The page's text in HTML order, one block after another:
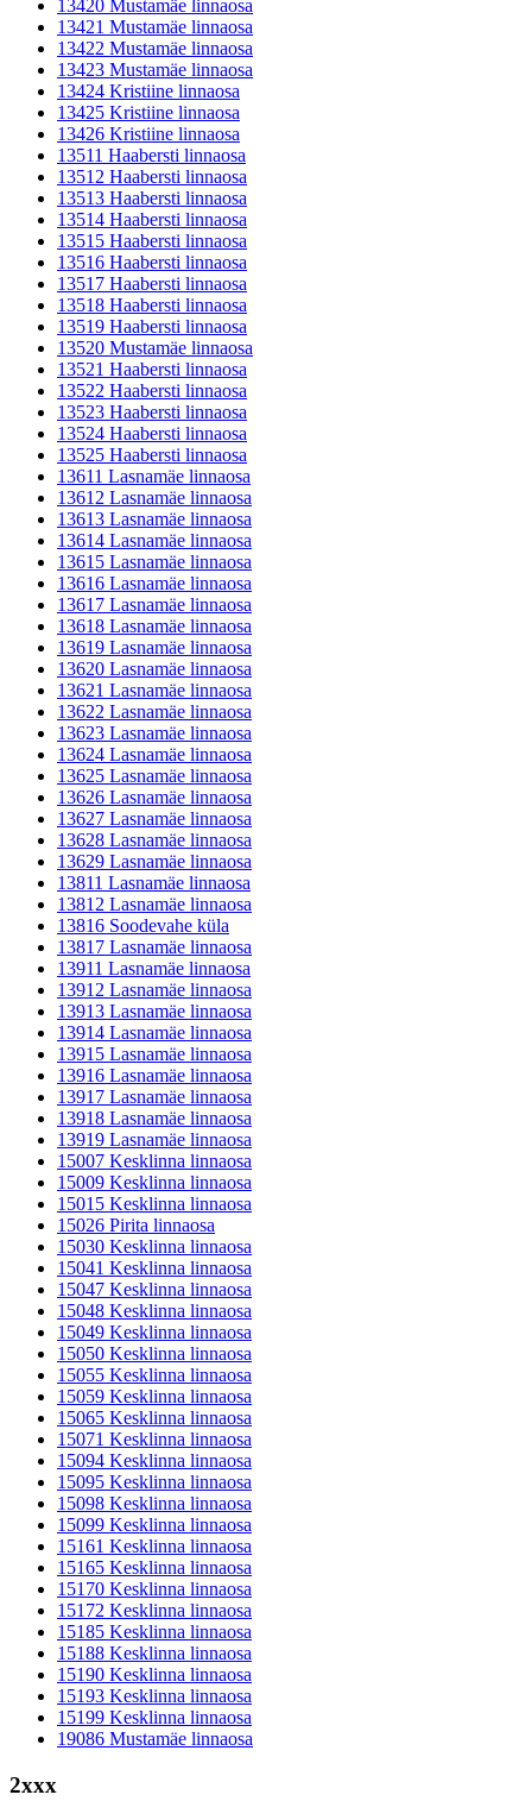
13420 Mustamäe linnaosa
13421 Mustamäe linnaosa
13422 Mustamäe linnaosa
13423 Mustamäe linnaosa
13424 Kristiine linnaosa
13425 Kristiine linnaosa
13426 Kristiine linnaosa
13511 Haabersti linnaosa
13512 Haabersti linnaosa
13513 Haabersti linnaosa
13514 Haabersti linnaosa
13515 Haabersti linnaosa
13516 Haabersti linnaosa
13517 Haabersti linnaosa
13518 Haabersti linnaosa
13519 Haabersti linnaosa
13520 Mustamäe linnaosa
13521 Haabersti linnaosa
13522 Haabersti linnaosa
13523 Haabersti linnaosa
13524 Haabersti linnaosa
13525 Haabersti linnaosa
13611 Lasnamäe linnaosa
13612 Lasnamäe linnaosa
13613 Lasnamäe linnaosa
13614 Lasnamäe linnaosa
13615 Lasnamäe linnaosa
13616 Lasnamäe linnaosa
13617 Lasnamäe linnaosa
13618 Lasnamäe linnaosa
13619 Lasnamäe linnaosa
13620 Lasnamäe linnaosa
13621 Lasnamäe linnaosa
13622 Lasnamäe linnaosa
13623 Lasnamäe linnaosa
13624 Lasnamäe linnaosa
13625 Lasnamäe linnaosa
13626 Lasnamäe linnaosa
13627 Lasnamäe linnaosa
13628 Lasnamäe linnaosa
13629 Lasnamäe linnaosa
13811 Lasnamäe linnaosa
13812 Lasnamäe linnaosa
13816 Soodevahe küla
13817 Lasnamäe linnaosa
13911 Lasnamäe linnaosa
13912 Lasnamäe linnaosa
13913 Lasnamäe linnaosa
13914 Lasnamäe linnaosa
13915 Lasnamäe linnaosa
13916 Lasnamäe linnaosa
13917 Lasnamäe linnaosa
13918 Lasnamäe linnaosa
13919 Lasnamäe linnaosa
15007 Kesklinna linnaosa
15009 Kesklinna linnaosa
15015 Kesklinna linnaosa
15026 Pirita linnaosa
15030 Kesklinna linnaosa
15041 Kesklinna linnaosa
15047 Kesklinna linnaosa
15048 Kesklinna linnaosa
15049 Kesklinna linnaosa
15050 Kesklinna linnaosa
15055 Kesklinna linnaosa
15059 Kesklinna linnaosa
15065 Kesklinna linnaosa
15071 Kesklinna linnaosa
15094 Kesklinna linnaosa
15095 Kesklinna linnaosa
15098 Kesklinna linnaosa
15099 Kesklinna linnaosa
15161 Kesklinna linnaosa
15165 Kesklinna linnaosa
15170 Kesklinna linnaosa
15172 Kesklinna linnaosa
15185 Kesklinna linnaosa
15188 Kesklinna linnaosa
15190 Kesklinna linnaosa
15193 Kesklinna linnaosa
15199 Kesklinna linnaosa
19086 Mustamäe linnaosa
2xxx